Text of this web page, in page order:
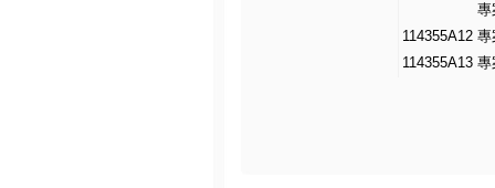
專
114355A12 專
114355A13 專